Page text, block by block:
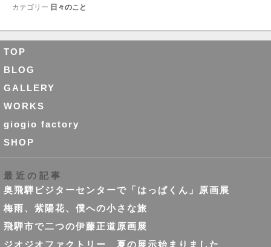
カテゴリー 日々のこと
TOP
BLOG
GALLERY
WORKS
giogio factory
SHOP
最近の記事
奥飛騨ビジターセンターで「はっぱくん」原画展
梅雨、紫陽花、僕への小さな旅
飛騨市で二つの伊藤正道原画展
ジオジオファクトリー 夏の展示始まりました